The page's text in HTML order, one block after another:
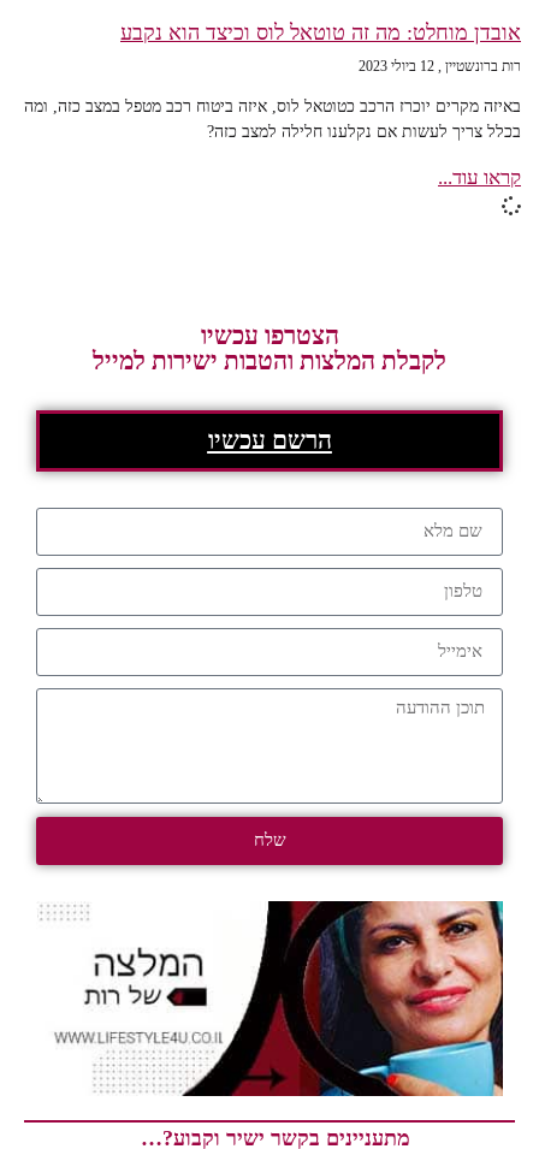
אובדן מוחלט: מה זה טוטאל לוס וכיצד הוא נקבע
רות ברונשטיין 12 ביולי 2023
באיזה מקרים יוכרז הרכב כטוטאל לוס, איזה ביטוח רכב מטפל במצב כזה, ומה
בכלל צריך לעשות אם נקלענו חלילה למצב כזה?
קראו עוד...
הצטרפו עכשיו
לקבלת המלצות והטבות ישירות למייל
הרשם עכשיו
שלח
מתעניינים בקשר ישיר וקבוע?…